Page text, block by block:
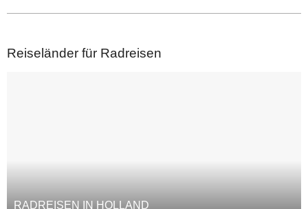
12
Reiseländer für Radreisen
RADREISEN IN HOLLAND